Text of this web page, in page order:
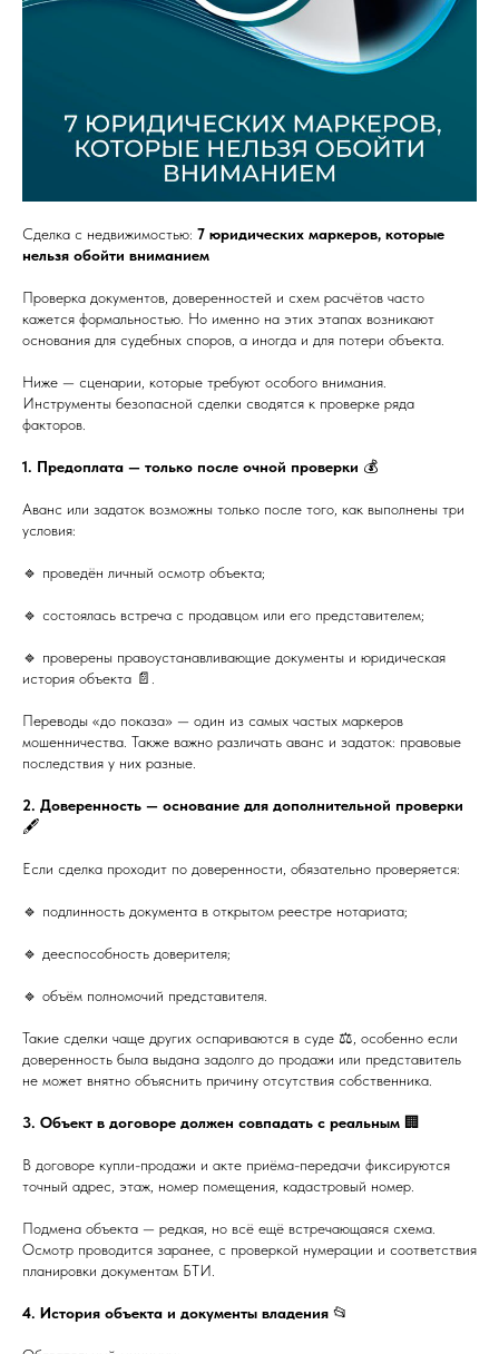
Сделка с недвижимостью: 7 юридических маркеров, которые
нельзя обойти вниманием
Проверка документов, доверенностей и схем расчётов часто
кажется формальностью. Но именно на этих этапах возникают
основания для судебных споров, а иногда и для потери объекта.
Ниже — сценарии, которые требуют особого внимания.
Инструменты безопасной сделки сводятся к проверке ряда
факторов.
1. Предоплата — только после очной проверки 💰
Аванс или задаток возможны только после того, как выполнены три
условия:
🔹 проведён личный осмотр объекта;
🔹 состоялась встреча с продавцом или его представителем;
🔹 проверены правоустанавливающие документы и юридическая
история объекта 📄.
Переводы «до показа» — один из самых частых маркеров
мошенничества. Также важно различать аванс и задаток: правовые
последствия у них разные.
2. Доверенность — основание для дополнительной проверки
🖋️
Если сделка проходит по доверенности, обязательно проверяется:
🔹 подлинность документа в открытом реестре нотариата;
🔹 дееспособность доверителя;
🔹 объём полномочий представителя.
Такие сделки чаще других оспариваются в суде ⚖️, особенно если
доверенность была выдана задолго до продажи или представитель
не может внятно объяснить причину отсутствия собственника.
3. Объект в договоре должен совпадать с реальным 🏢
В договоре купли-продажи и акте приёма-передачи фиксируются
точный адрес, этаж, номер помещения, кадастровый номер.
Подмена объекта — редкая, но всё ещё встречающаяся схема.
Осмотр проводится заранее, с проверкой нумерации и соответствия
планировки документам БТИ.
4. История объекта и документы владения 📂